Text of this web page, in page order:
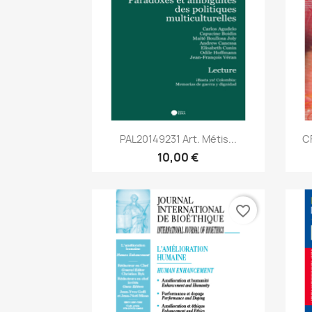
Aperçu rapide
PAL20149231 Art. Métis...
10,00 €
favorite_border